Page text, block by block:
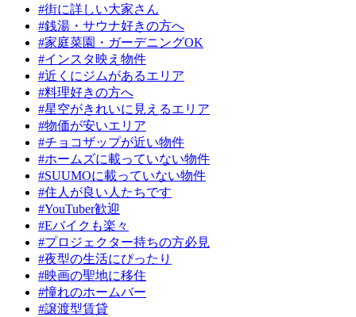
#街に詳しい大家さん
#銭湯・サウナ好きの方へ
#家庭菜園・ガーデニングOK
#インスタ映え物件
#近くにジムがあるエリア
#料理好きの方へ
#星空がきれいに見えるエリア
#物価が安いエリア
#チョコザップが近い物件
#ホームズに載っていない物件
#SUUMOに載っていない物件
#住人が良い人たちです
#YouTuber歓迎
#Eバイクも楽々
#プロジェクター持ちの方必見
#夜型の生活にぴったり
#映画の聖地に移住
#憧れのホームバー
#譲渡型賃貸